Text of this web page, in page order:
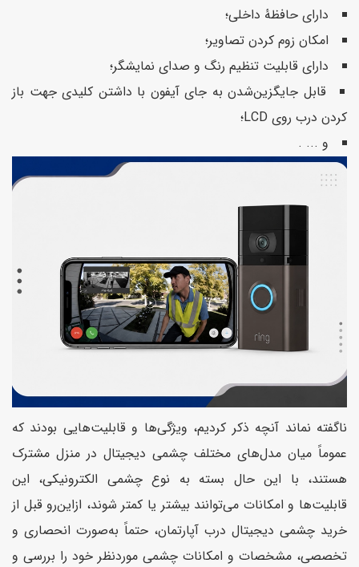
دارای حافظهٔ داخلی؛
امکان زوم کردن تصاویر؛
دارای قابلیت تنظیم رنگ و صدای نمایشگر؛
قابل جایگزین‌شدن به جای آیفون‌ با داشتن کلیدی جهت باز
کردن درب روی LCD؛
و ... .
ناگفته نماند آنچه ذکر کردیم، ویژگی‌ها و قابلیت‌هایی بودند که
عموماً میان مدل‌های مختلف چشمی دیجیتال در منزل مشترک
هستند، با این حال بسته به نوع چشمی الکترونیکی، این
قابلیت‌ها و امکانات می‌توانند بیشتر یا کمتر شوند، ازاین‌رو قبل از
خرید چشمی دیجیتال درب آپارتمان، حتماً به‌صورت انحصاری و
تخصصی، مشخصات و امکانات چشمی موردنظر خود را بررسی و